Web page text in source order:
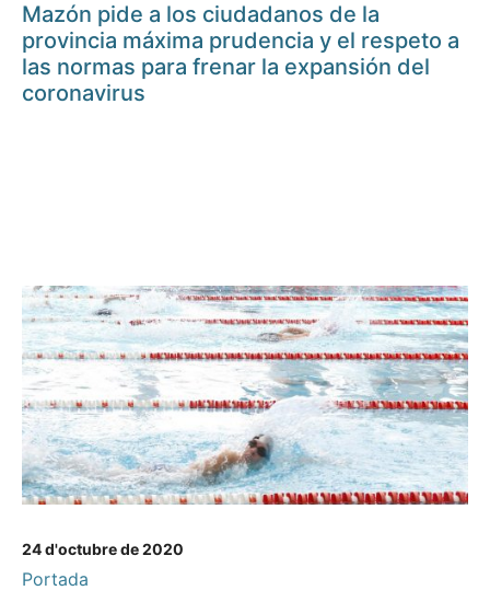
Mazón pide a los ciudadanos de la
provincia máxima prudencia y el respeto a
las normas para frenar la expansión del
coronavirus
24 d'octubre de 2020
Portada